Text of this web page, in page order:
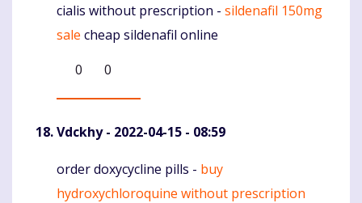
Komentaras
cialis without prescription - sildenafil 150mg
sale cheap sildenafil online
0
0
Vdckhy- 2022-04-15 - 08:59
Komentaras
order doxycycline pills - buy
hydroxychloroquine without prescription